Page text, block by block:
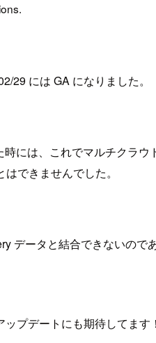
29 には GA になりました。
には、これでマルチクラウ
できませんでした。
データと結合できないの
プデートにも期待してます！